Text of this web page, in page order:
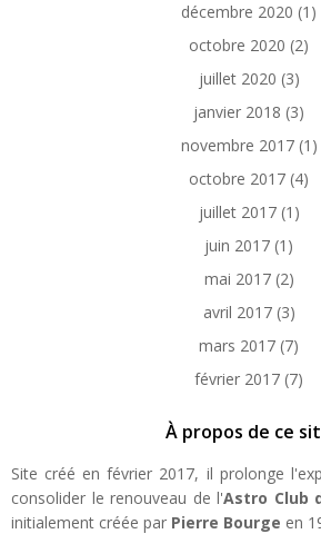
décembre 2020 (1)
octobre 2020 (2)
juillet 2020 (3)
janvier 2018 (3)
novembre 2017(1)
octobre 2017 (4)
juillet 2017(1)
juin 2017 (1)
mai 2017(2)
avril 2017(3)
mars 2017 (7)
février 2017 (7)
À propos de ce
Site créé en février 2017, il prolonge
consolider le renouveau de l'Astro Club
initialement créée par Pierre Bourge en